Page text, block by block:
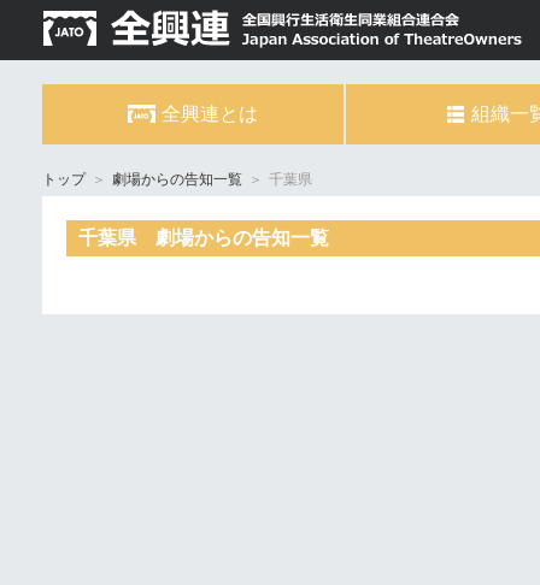
全興連とは 組織一
トップ ＞ 劇場からの告知一覧 ＞ 千葉県
千葉県 劇場からの告知一覧